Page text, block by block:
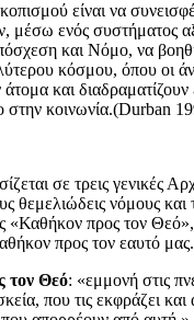
είναι να
μέσω ενός συστήματος
και Νόμο, να
κόσμου, όπου οι
και διαδραματίζουν
στην κοινωνία.(Durban
σε τρεις γενικές
θεμελιώδεις νόμους και
«Καθήκον προς τον
προς τον εαυτό
τον Θεό: «εμμονή στις
που τις εκφράζει